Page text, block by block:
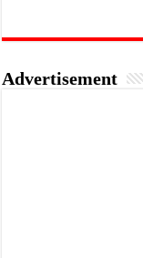
Advertisement